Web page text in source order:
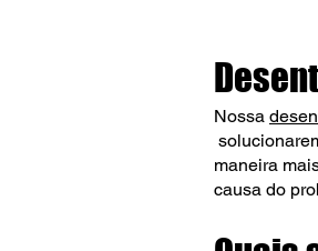
Nossa
maneira
causa do